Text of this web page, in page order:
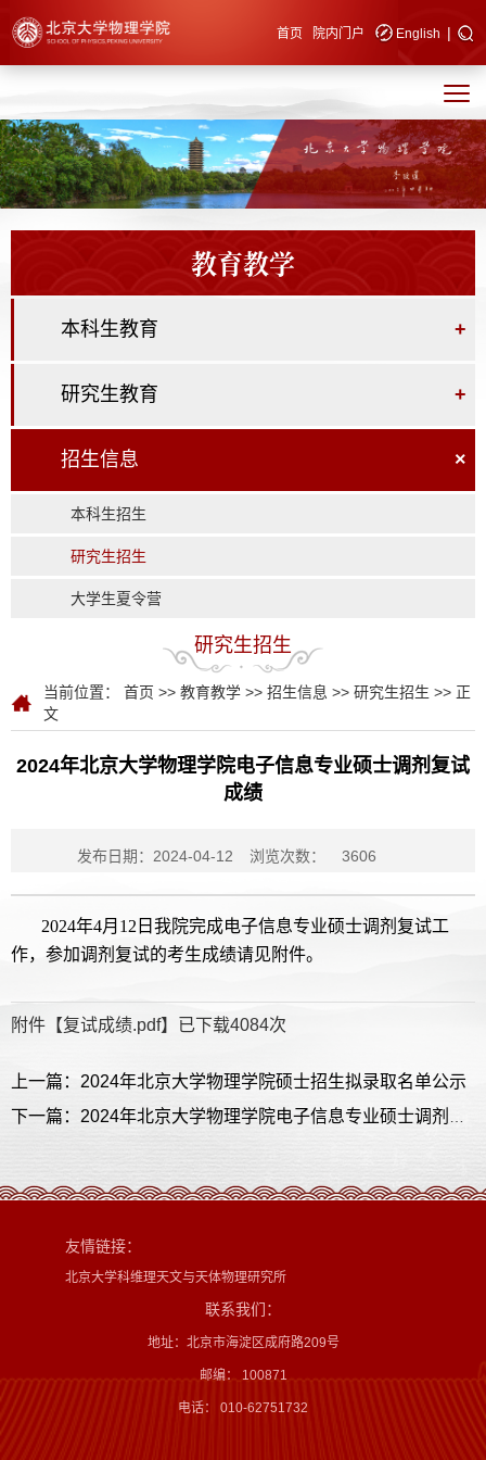
快速导航 首页 院内门户 English |
教育教学
本科生教育 +
研究生教育 +
招生信息 ×
本科生招生
研究生招生
大学生夏令营
研究生招生
当前位置： 首页 >> 教育教学 >> 招生信息 >> 研究生招生 >> 正
文
2024年北京大学物理学院电子信息专业硕士调剂复试
成绩
发布日期：2024-04-12 浏览次数： 3606
2024年4月12日我院完成电子信息专业硕士调剂复试工
作，参加调剂复试的考生成绩请见附件。
附件【复试成绩.pdf】已下载4084次
上一篇：2024年北京大学物理学院硕士招生拟录取名单公示
友情链接：
北京大学科维理天文与天体物理研究所
联系我们：
地址：北京市海淀区成府路209号
邮编： 100871
电话： 010-62751732